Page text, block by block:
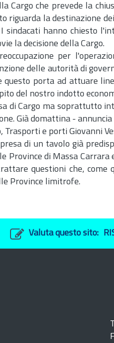
Cargo che prevede la
riguarda la destinazione
sindacati hanno chiesto
la decisione della Cargo.
per
delle autorità di
porta ad attuare
del nostro indotto
di Cargo ma soprattutto
Già domattina -
e porti Giovanni
di un tavolo già
Province di Massa
questioni che, come
Province limitrofe.
Valuta questo sito: